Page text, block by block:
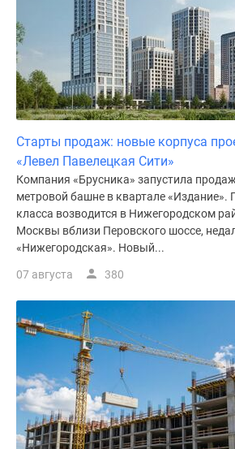
Новой
Москве
Готовые
коттеджные
Строящиеся
коттеджные
поселки
Коттеджные
поселки
Коттеджные
поселки
водоема
Коттеджные
поселки
ипотеку
Бизнес-
Старты продаж: новые корпуса
«Левел Павелецкая Сити»
Компания «Брусника» запустила
метровой башне в квартале «Издание».
класса возводится в Нижегородском
Москвы вблизи Перовского шоссе,
«Нижегородская». Новый...
07 августа 380